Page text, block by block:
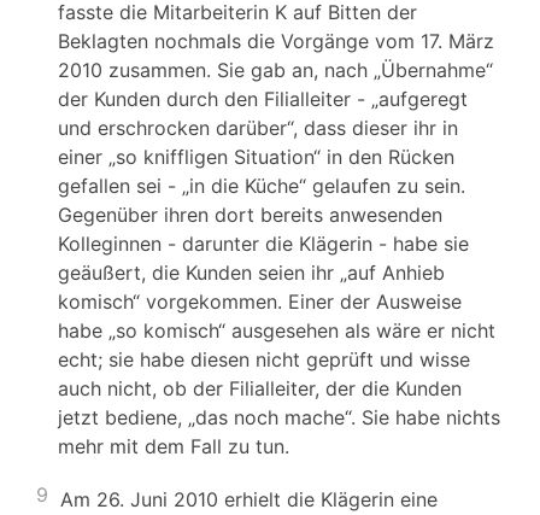
fasste die Mitarbeiterin K auf Bitten der
Beklagten nochmals die Vorgänge vom 17. März
2010 zusammen. Sie gab an, nach „Übernahme“
der Kunden durch den Filialleiter - „aufgeregt
und erschrocken darüber“, dass dieser ihr in
einer „so kniffligen Situation“ in den Rücken
gefallen sei - „in die Küche“ gelaufen zu sein.
Gegenüber ihren dort bereits anwesenden
Kolleginnen - darunter die Klägerin - habe sie
geäußert, die Kunden seien ihr „auf Anhieb
komisch“ vorgekommen. Einer der Ausweise
habe „so komisch“ ausgesehen als wäre er nicht
echt; sie habe diesen nicht geprüft und wisse
auch nicht, ob der Filialleiter, der die Kunden
jetzt bediene, „das noch mache“. Sie habe nichts
mehr mit dem Fall zu tun.
9 Am 26. Juni 2010 erhielt die Klägerin eine